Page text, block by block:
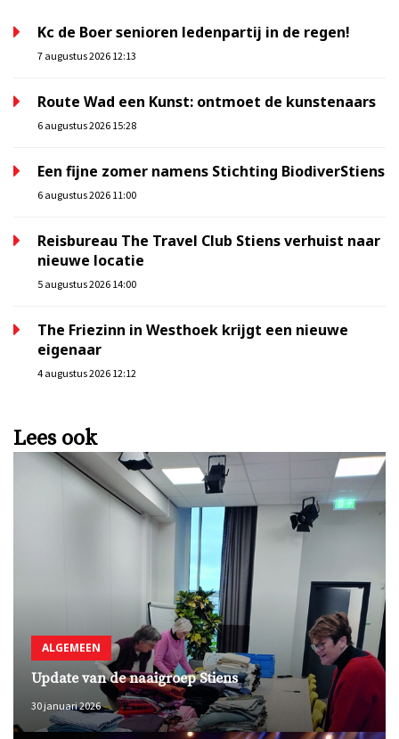
Kc de Boer senioren ledenpartij in de regen!
7 augustus 2026 12:13
Route Wad een Kunst: ontmoet de kunstenaars
6 augustus 2026 15:28
Een fijne zomer namens Stichting BiodiverStiens
6 augustus 2026 11:00
Reisbureau The Travel Club Stiens verhuist naar
nieuwe locatie
5 augustus 2026 14:00
The Friezinn in Westhoek krijgt een nieuwe
eigenaar
4 augustus 2026 12:12
Lees ook
ALGEMEEN
Update van de naaigroep Stiens
30 januari 2026